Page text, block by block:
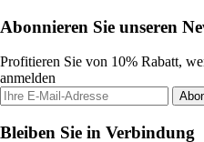
Abonnieren Sie unseren
Profitieren Sie von 10% Rabatt,
anmelden
Bleiben Sie in Verbindung